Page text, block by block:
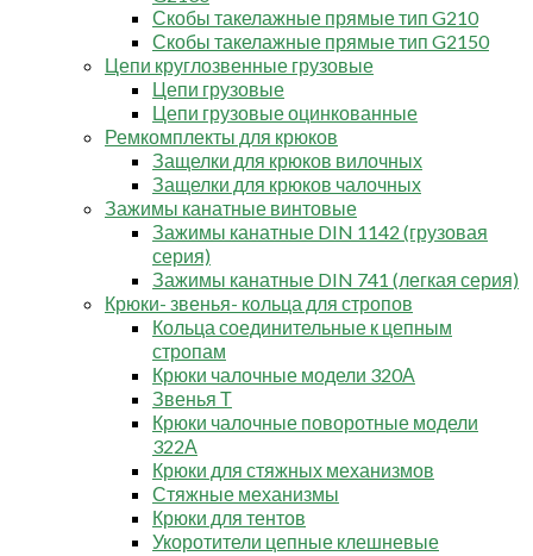
Скобы такелажные прямые тип G210
Скобы такелажные прямые тип G2150
Цепи круглозвенные грузовые
Цепи грузовые
Цепи грузовые оцинкованные
Ремкомплекты для крюков
Защелки для крюков вилочных
Защелки для крюков чалочных
Зажимы канатные винтовые
Зажимы канатные DIN 1142 (грузовая
серия)
Зажимы канатные DIN 741 (легкая серия)
Крюки- звенья- кольца для стропов
Кольца соединительные к цепным
стропам
Крюки чалочные модели 320А
Звенья Т
Крюки чалочные поворотные модели
322А
Крюки для стяжных механизмов
Стяжные механизмы
Крюки для тентов
Укоротители цепные клешневые